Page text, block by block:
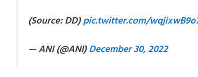
(Source: DD)pic.twitter.com/
— ANI (@ANI)December 30, 2022